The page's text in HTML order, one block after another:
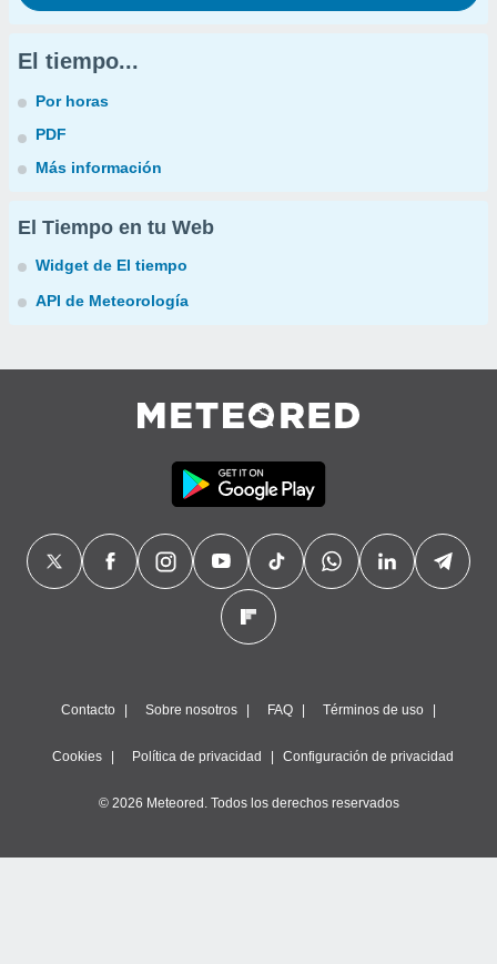
El tiempo...
Por horas
PDF
Más información
El Tiempo en tu Web
Widget de El tiempo
API de Meteorología
Contacto Sobre nosotros FAQ Términos de uso
Cookies Política de privacidad Configuración de privacidad
© 2026 Meteored. Todos los derechos reservados